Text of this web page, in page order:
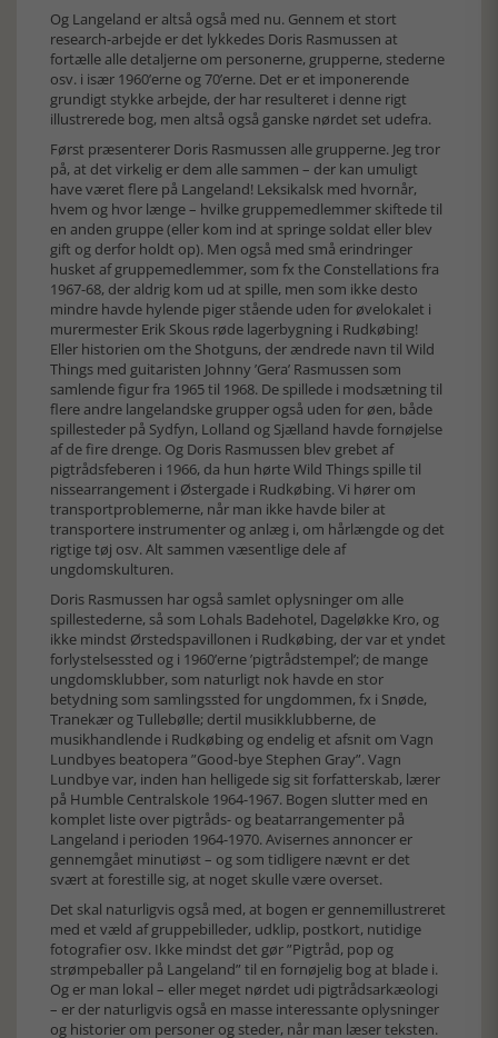
Og Langeland er altså også med nu. Gennem et stort
research-arbejde er det lykkedes Doris Rasmussen at
fortælle alle detaljerne om personerne, grupperne, stederne
osv. i især 1960’erne og 70’erne. Det er et imponerende
grundigt stykke arbejde, der har resulteret i denne rigt
illustrerede bog, men altså også ganske nørdet set udefra.
Først præsenterer Doris Rasmussen alle grupperne. Jeg tror
på, at det virkelig er dem alle sammen – der kan umuligt
have været flere på Langeland! Leksikalsk med hvornår,
hvem og hvor længe – hvilke gruppemedlemmer skiftede til
en anden gruppe (eller kom ind at springe soldat eller blev
gift og derfor holdt op). Men også med små erindringer
husket af gruppemedlemmer, som fx the Constellations fra
1967-68, der aldrig kom ud at spille, men som ikke desto
mindre havde hylende piger stående uden for øvelokalet i
murermester Erik Skous røde lagerbygning i Rudkøbing!
Eller historien om the Shotguns, der ændrede navn til Wild
Things med guitaristen Johnny ’Gera’ Rasmussen som
samlende figur fra 1965 til 1968. De spillede i modsætning til
flere andre langelandske grupper også uden for øen, både
spillesteder på Sydfyn, Lolland og Sjælland havde fornøjelse
af de fire drenge. Og Doris Rasmussen blev grebet af
pigtrådsfeberen i 1966, da hun hørte Wild Things spille til
nissearrangement i Østergade i Rudkøbing. Vi hører om
transportproblemerne, når man ikke havde biler at
transportere instrumenter og anlæg i, om hårlængde og det
rigtige tøj osv. Alt sammen væsentlige dele af
ungdomskulturen.
Doris Rasmussen har også samlet oplysninger om alle
spillestederne, så som Lohals Badehotel, Dageløkke Kro, og
ikke mindst Ørstedspavillonen i Rudkøbing, der var et yndet
forlystelsessted og i 1960’erne ’pigtrådstempel’; de mange
ungdomsklubber, som naturligt nok havde en stor
betydning som samlingssted for ungdommen, fx i Snøde,
Tranekær og Tullebølle; dertil musikklubberne, de
musikhandlende i Rudkøbing og endelig et afsnit om Vagn
Lundbyes beatopera ”Good-bye Stephen Gray”. Vagn
Lundbye var, inden han helligede sig sit forfatterskab, lærer
på Humble Centralskole 1964-1967. Bogen slutter med en
komplet liste over pigtråds- og beatarrangementer på
Langeland i perioden 1964-1970. Avisernes annoncer er
gennemgået minutiøst – og som tidligere nævnt er det
svært at forestille sig, at noget skulle være overset.
Det skal naturligvis også med, at bogen er gennemillustreret
med et væld af gruppebilleder, udklip, postkort, nutidige
fotografier osv. Ikke mindst det gør ”Pigtråd, pop og
strømpeballer på Langeland” til en fornøjelig bog at blade i.
Og er man lokal – eller meget nørdet udi pigtrådsarkæologi
– er der naturligvis også en masse interessante oplysninger
og historier om personer og steder, når man læser teksten.